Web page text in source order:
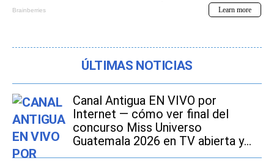
ÚLTIMAS NOTICIAS
Canal Antigua EN VIVO por
Internet — cómo ver final del
concurso Miss Universo
Guatemala 2026 en TV abierta y
Online